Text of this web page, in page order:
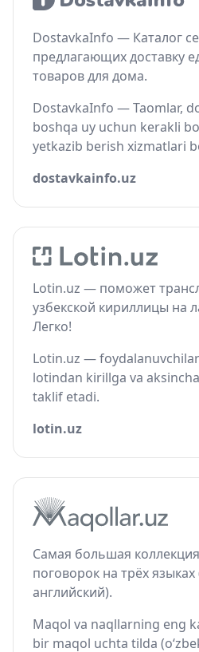
DostavkaInfo — Каталог
предлагающих доставку
товаров для дома.
DostavkaInfo — Taomlar,
boshqa uy uchun kerakli
yetkazib berish xizmatlari
dostavkainfo.uz
Lotin.uz — поможет
узбекской кириллицы на
Легко!
Lotin.uz —
lotindan kirillga va
taklif etadi.
lotin.uz
Самая большая
поговорок на трёх языках
английский).
Maqol va naqllarning eng
bir maqol uchta tilda